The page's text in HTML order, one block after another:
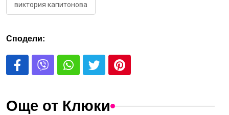
виктория капитонова
Сподели:
Още от Клюки